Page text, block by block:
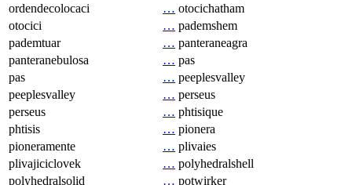
ordendecolocaci
… otocichatham
otocici
… pademshem
pademtuar
… panteraneagra
panteranebulosa
… pas
pas
… peeplesvalley
peeplesvalley
… perseus
perseus
… phtisique
phtisis
… pionera
pioneramente
… plivaies
plivajiciclovek
… polyhedralshell
polyhedralsolid
… potwirker